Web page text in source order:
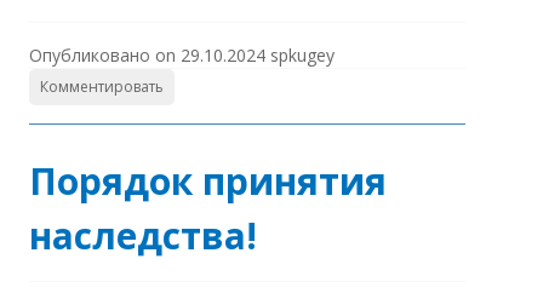
Опубликовано on 29.10.2024 spkugey
Комментировать
Порядок принятия
наследства!